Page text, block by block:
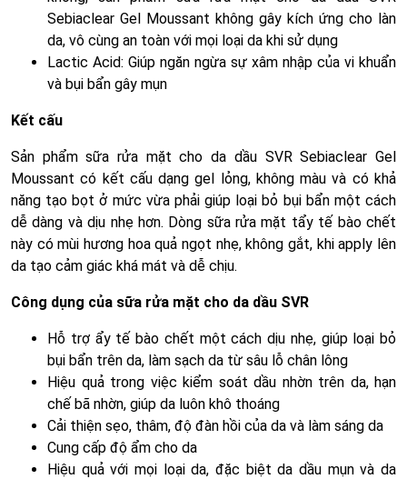
Sebiaclear Gel Moussant không gây kích ứng cho làn
da, vô cùng an toàn với mọi loại da khi sử dụng
Lactic Acid: Giúp ngăn ngừa sự xâm nhập của vi khuẩn
và bụi bẩn gây mụn
Kết cấu
Sản phẩm sữa rửa mặt cho da dầu SVR Sebiaclear Gel
Moussant có kết cấu dạng gel lỏng, không màu và có khả
năng tạo bọt ở mức vừa phải giúp loại bỏ bụi bẩn một cách
dễ dàng và dịu nhẹ hơn. Dòng sữa rửa mặt tẩy tế bào chết
này có mùi hương hoa quả ngọt nhẹ, không gắt, khi apply lên
da tạo cảm giác khá mát và dễ chịu.
Công dụng của sữa rửa mặt cho da dầu SVR
Hỗ trợ ẩy tế bào chết một cách dịu nhẹ, giúp loại bỏ
bụi bẩn trên da, làm sạch da từ sâu lỗ chân lông
Hiệu quả trong việc kiểm soát dầu nhờn trên da, hạn
chế bã nhờn, giúp da luôn khô thoáng
Cải thiện sẹo, thâm, độ đàn hồi của da và làm sáng da
Cung cấp độ ẩm cho da
Hiệu quả với mọi loại da, đặc biệt da dầu mụn và da